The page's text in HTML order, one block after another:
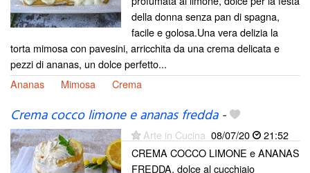
della donna senza pan di spagna,
facile e golosa.Una vera delizia la
torta mimosa con pavesini, arricchita da una crema delicata e
pezzi di ananas, un dolce perfetto...
Ananas
Mimosa Crema
Crema cocco limone e ananas fredda-
Arte in Cucina 08/07/20
21:52
CREMA COCCO LIMONE e ANANAS
FREDDA, dolce al cucchiaio